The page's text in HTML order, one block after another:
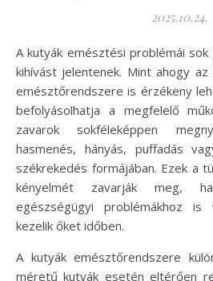
2025.10.24.
A kutyák emésztési problémái sok gazdi számára ismerős
kihívást jelentenek. Mint ahogy
emésztőrendszere is érzékeny
befolyásolhatja a megfelelő
zavarok sokféleképpen
hasmenés, hányás, puffadás
székrekedés formájában. Ezek a
kényelmét zavarják meg,
egészségügyi problémákhoz
kezelik őket időben.
A kutyák emésztőrendszere
méretű kutyák esetén eltérően